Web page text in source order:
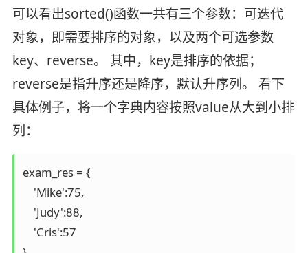
可以看出sorted()函数一共有三个参数：可迭代
对象，即需要排序的对象，以及两个可选参数
key、reverse。 其中，key是排序的依据；
reverse是指升序还是降序，默认升序列。 看下
具体例子，将一个字典内容按照value从大到小排
列：
exam_res = {
    'Mike':75,
    'Judy':88,
    'Cris':57